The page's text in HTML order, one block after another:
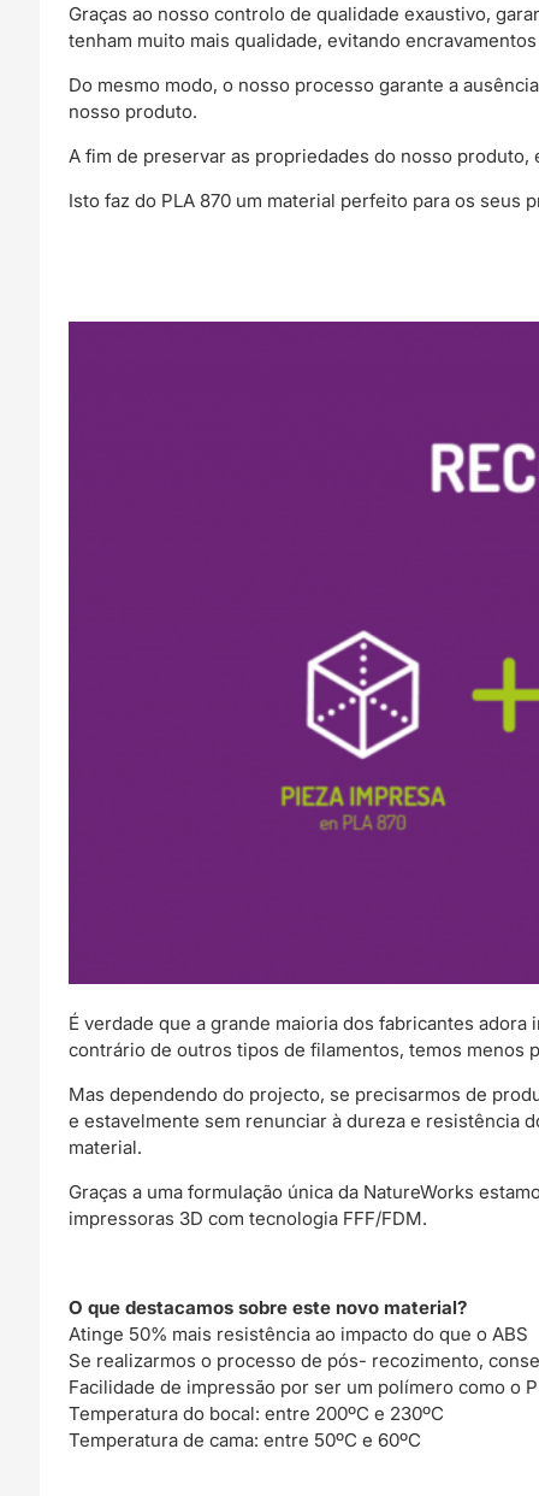
Graças ao nosso controlo de qualidade exaustivo,
tenham muito mais qualidade, evitando
Do mesmo modo, o nosso processo garante a
nosso produto.
A fim de preservar as propriedades do nosso
Isto faz do PLA 870 um material perfeito para os seus
É verdade que a grande maioria dos fabricantes
contrário de outros tipos de filamentos, temos menos
Mas dependendo do projecto, se precisarmos de
e estavelmente sem renunciar à dureza e resistência
material.
Graças a uma formulação única da NatureWorks
impressoras 3D com tecnologia FFF/FDM.
O que destacamos sobre este novo material?
Atinge 50% mais resistência ao impacto do que o ABS
Se realizarmos o processo de pós- recozimento,
Facilidade de impressão por ser um polímero como o
Temperatura do bocal: entre 200ºC e 230ºC
Temperatura de cama: entre 50ºC e 60ºC